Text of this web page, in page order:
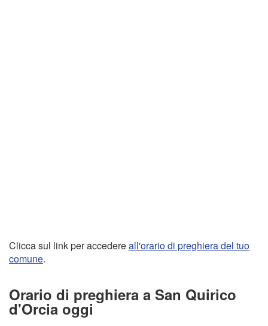
Clicca sul link per accedereall'orario di preghiera del tuo
comune.
Orario di preghiera a San Quirico
d'Orcia oggi